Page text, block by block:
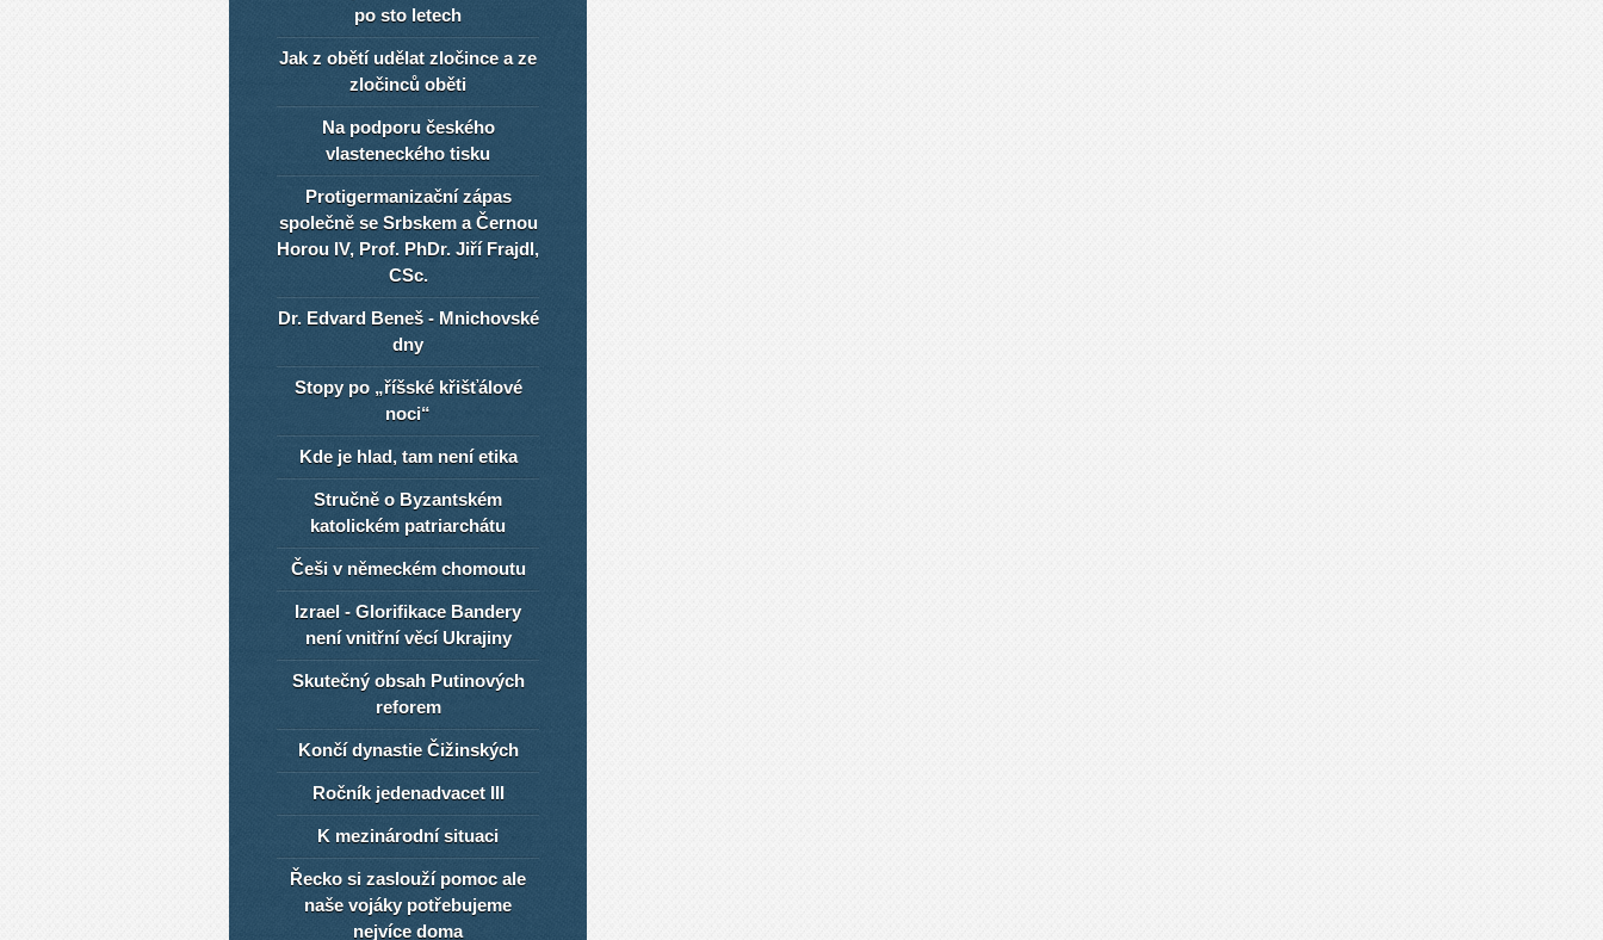
po sto letech
Jak z obětí udělat zločince a ze
zločinců oběti
Na podporu českého
vlasteneckého tisku
Protigermanizační zápas
společně se Srbskem a Černou
Horou IV, Prof. PhDr. Jiří Frajdl,
CSc.
Dr. Edvard Beneš - Mnichovské
dny
Stopy po „říšské křišťálové
noci“
Kde je hlad, tam není etika
Stručně o Byzantském
katolickém patriarchátu
Češi v německém chomoutu
Izrael - Glorifikace Bandery
není vnitřní věcí Ukrajiny
Skutečný obsah Putinových
reforem
Končí dynastie Čižinských
Ročník jedenadvacet III
K mezinárodní situaci
Řecko si zaslouží pomoc ale
naše vojáky potřebujeme
nejvíce doma